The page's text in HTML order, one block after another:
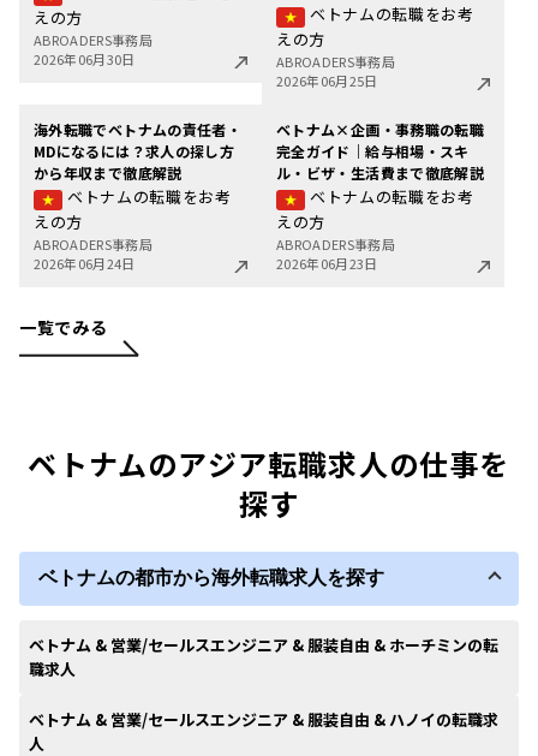
えの方
ABROADERS事務局
2026年06月30日
ベトナムの転職をお考
えの方
ABROADERS事務局
2026年06月25日
海外転職でベトナムの責任者・
MDになるには？求人の探し方
から年収まで徹底解説
ベトナムの転職をお考
えの方
ABROADERS事務局
2026年06月24日
ベトナム×企画・事務職の転職
完全ガイド｜給与相場・スキ
ル・ビザ・生活費まで徹底解説
ベトナムの転職をお考
えの方
ABROADERS事務局
2026年06月23日
一覧でみる
ベトナムのアジア転職求人の仕事を
探す
ベトナムの都市から海外転職求人を探す
ベトナム & 営業/セールスエンジニア & 服装自由 & ホーチミンの転
職求人
ベトナム & 営業/セールスエンジニア & 服装自由 & ハノイの転職求
人